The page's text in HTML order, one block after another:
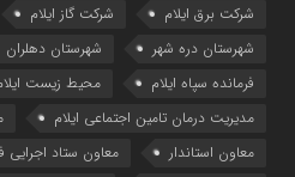
شرکت برق ایلام
شرکت گاز ایلام
شهرستان دره شهر
شهرستان دهلران
فرمانده سپاه ایلام
محیط زیست
مدیریت درمان تامین اجتماعی ایلام
معاون استاندار
معاون ستاد اجرایی